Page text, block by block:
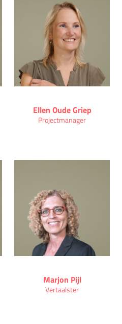
Ellen Oude Griep
Projectmanager
Marjon Pijl
Vertaalster